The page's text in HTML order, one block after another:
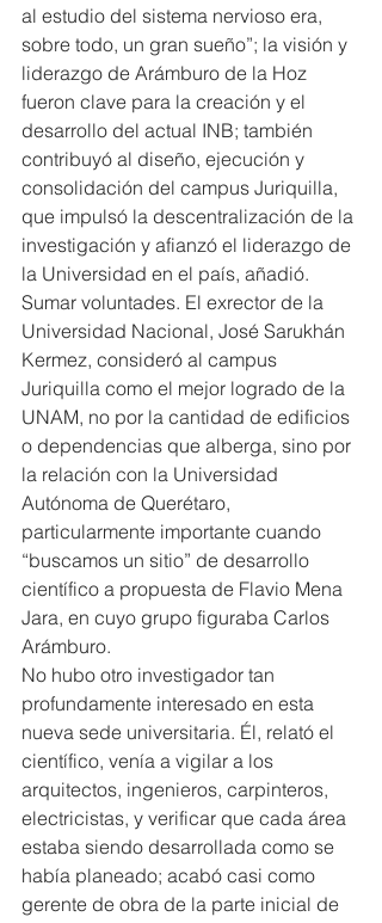
al estudio del sistema nervioso era,
sobre todo, un gran sueño”; la visión y
liderazgo de Arámburo de la Hoz
fueron clave para la creación y el
desarrollo del actual INB; también
contribuyó al diseño, ejecución y
consolidación del campus Juriquilla,
que impulsó la descentralización de la
investigación y afianzó el liderazgo de
la Universidad en el país, añadió.
Sumar voluntades. El exrector de la
Universidad Nacional, José Sarukhán
Kermez, consideró al campus
Juriquilla como el mejor logrado de la
UNAM, no por la cantidad de edificios
o dependencias que alberga, sino por
la relación con la Universidad
Autónoma de Querétaro,
particularmente importante cuando
“buscamos un sitio” de desarrollo
científico a propuesta de Flavio Mena
Jara, en cuyo grupo figuraba Carlos
Arámburo.
No hubo otro investigador tan
profundamente interesado en esta
nueva sede universitaria. Él, relató el
científico, venía a vigilar a los
arquitectos, ingenieros, carpinteros,
electricistas, y verificar que cada área
estaba siendo desarrollada como se
había planeado; acabó casi como
gerente de obra de la parte inicial de